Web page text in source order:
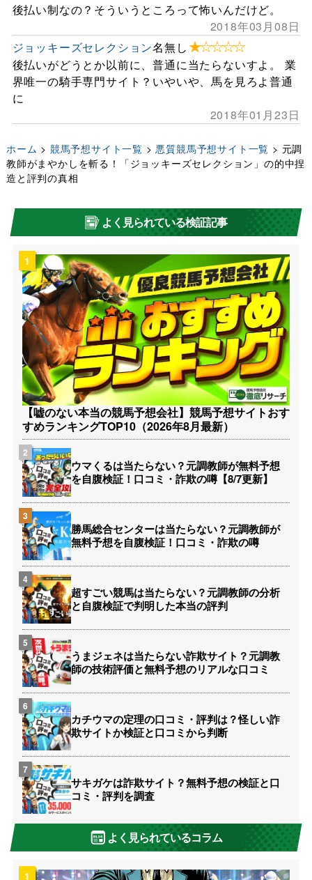
後払い制なの？そういうところって怖いんだけど。
2018年03月08日
ジョッキーズセレクション名無し★☆☆☆☆
後払いがどうとか以前に、普通に当たらないすよ。 業
界唯一の騎手専門サイト？いやいや、馬を見ろよ普通
に
2018年01月23日
ホーム > 競馬予想サイト一覧 > 悪質競馬予想サイト一覧 > 元調
教師がまやかしを斬る！「ジョッキーズセレクション」の的中捏
造と評判の真相
よく見られている検証記事
【嘘のない本当の競馬予想会社】競馬予想サイトおす
すめランキングTOP10（2026年8月最新）
ウマくるは当たらない？元調教師が無料予想
を自腹検証！口コミ・詐欺の噂【8/7更新】
勝馬総合センターは当たらない？元調教師が
無料予想を自腹検証！口コミ・詐欺の噂
超すごい競馬は当たらない？元調教師の分析
と自腹検証で判明した本当の評判
うまジェネは当たらない詐欺サイト？元調教
師の技術評価と無料予想のリアルな口コミ
カチウマの定理の口コミ・評判は？怪しい詐
欺サイトか検証と口コミから判断
サキガケは詐欺サイト？無料予想の検証と口
コミ・評判を調査
よく見られているコラム